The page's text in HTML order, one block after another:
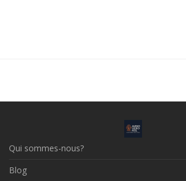
Qui sommes-nous?
Blog